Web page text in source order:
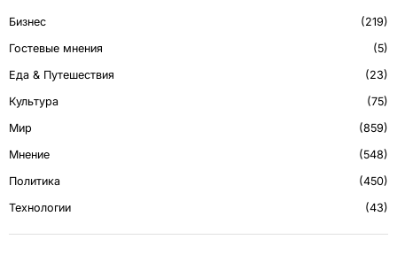
Бизнес
219
Гостевые мнения
5
Еда & Путешествия
23
Культура
75
Мир
859
Мнение
548
Политика
450
Технологии
43